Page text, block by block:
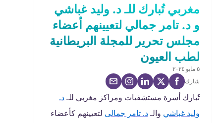
مغربي تُبارك للـ د. وليد غباشي
و د. تامر جمالي لتعيينهم أعضاء
مجلس تحرير للمجلة البريطانية
لطب العيون
٥ مايو ٢٠٢٤
شارك
تُبارك أسرة مستشفيات ومراكز مغربي للـد.
وليد غباشي والـد. تامر جمالى لتعيينهم كأعضاء